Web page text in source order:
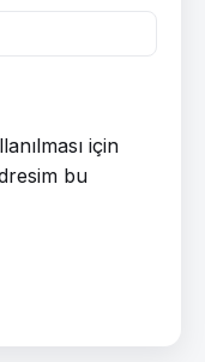
için
bu